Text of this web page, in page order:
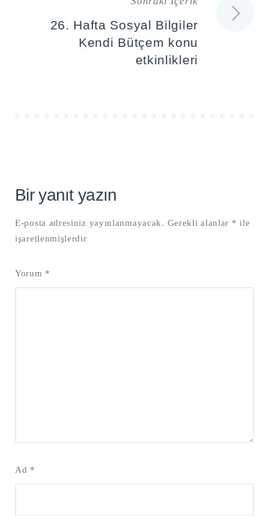
26. Hafta Sosyal Bilgiler
Kendi Bütçem konu
etkinlikleri
Bir yanıt yazın
E-posta adresiniz yayınlanmayacak. Gerekli alanlar * ile
işaretlenmişlerdir
Yorum *
Ad *